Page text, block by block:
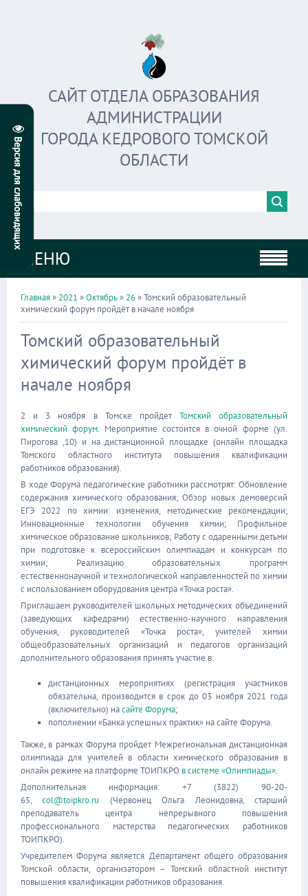
САЙТ ОТДЕЛА ОБРАЗОВАНИЯ
АДМИНИСТРАЦИИ
ГОРОДА КЕДРОВОГО ТОМСКОЙ
ОБЛАСТИ
МЕНЮ
Главная» 2021 »Октябрь» 26» Томский образовательный
химический форум пройдёт в начале ноября
Томский образовательный
химический форум пройдёт в
начале ноября
2 и 3 ноября в Томске пройдет Томский образовательный
химический форум. Мероприятие состоится в очной форме (ул.
Пирогова ,10) и на дистанционной площадке (онлайн площадка
Томского областного института повышения квалификации
работников образования).
В ходе Форума педагогические работники рассмотрят: Обновление
содержания химического образования; Обзор новых демоверсий
ЕГЭ 2022 по химии: изменения, методические рекомендации;
Инновационные технологии обучения химии; Профильное
химическое образование школьников; Работу с одаренными детьми
при подготовке к всероссийским олимпиадам и конкурсам по
химии; Реализацию образовательных программ
естественнонаучной и технологической направленностей по химии
с использованием оборудования центра «Точка роста».
Приглашаем руководителей школьных методических объединений
(заведующих кафедрами) естественно-научного направления
обучения, руководителей «Точка роста», учителей химии
общеобразовательных организаций и педагогов организаций
дополнительного образования принять участие в:
дистанционных мероприятиях (регистрация участников
обязательна, производится в срок до 03 ноября 2021 года
(включительно) насайте Форума;
пополнении «Банка успешных практик» на сайте Форума.
Также, в рамках Форума пройдет Межрегиональная дистанционная
олимпиада для учителей в области химического образования в
онлайн режиме на платформе ТОИПКРО в системе «Олимпиады».
Дополнительная информация: +7 (3822) 90-20-
65,col@toipkro.ru (Червонец Ольга Леонидовна, старший
преподаватель центра непрерывного повышения
профессионального мастерства педагогических работников
ТОИПКРО).
Учредителем Форума является Департамент общего образования
Томской области, организатором – Томский областной институт
повышения квалификации работников образования.